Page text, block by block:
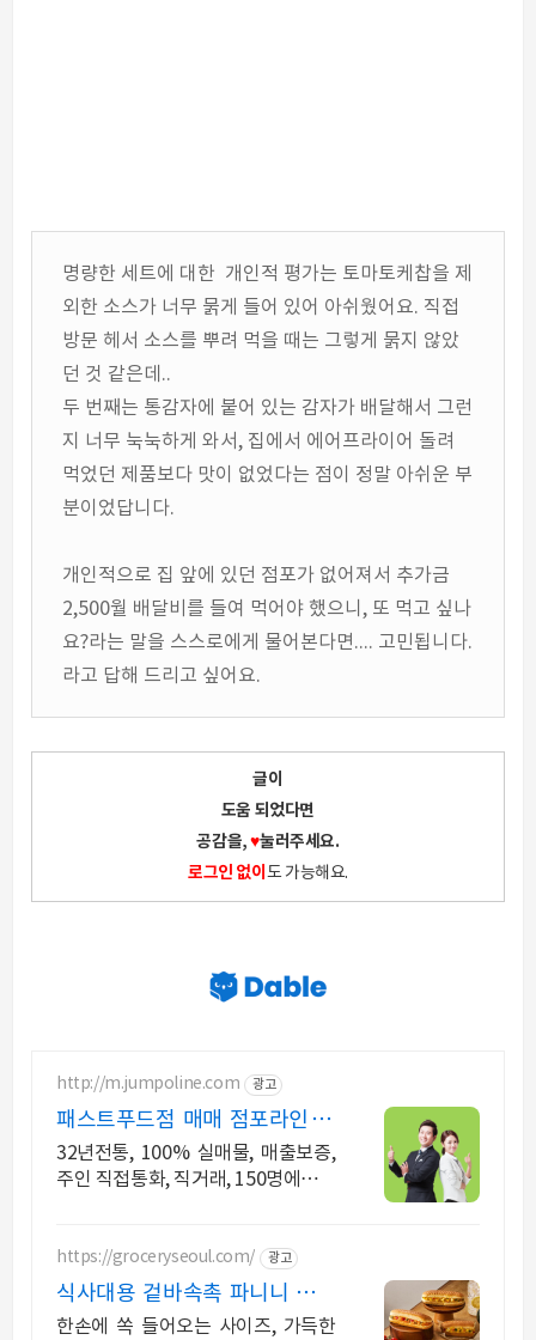
명량한 세트에 대한 개인적 평가는 토마토케찹을 제
외한 소스가 너무 묽게 들어 있어 아쉬웠어요. 직접
방문 헤서 소스를 뿌려 먹을 때는 그렇게 묽지 않았
던 것 같은데..
두 번째는 통감자에 붙어 있는 감자가 배달해서 그런
지 너무 눅눅하게 와서, 집에서 에어프라이어 돌려
먹었던 제품보다 맛이 없었다는 점이 정말 아쉬운 부
분이었답니다.
개인적으로 집 앞에 있던 점포가 없어져서 추가금
2,500월 배달비를 들여 먹어야 했으니, 또 먹고 싶나
요?라는 말을 스스로에게 물어본다면.... 고민됩니다.
라고 답해 드리고 싶어요.
글이
도움 되었다면
공감을,♥눌러주세요.
로그인 없이 도 가능해요.
http://m.jumpoline.com 광고
패스트푸드점 매매 점포라인 빠
른 직거래 & 안전중개거래
32년전통, 100% 실매물, 매출보증,
주인 직접통화, 직거래, 150명에이전
https://groceryseoul.com/ 광고
식사대용 겉바속촉 파니니 저당
+식이섬유로 건강하게
한손에 쏙 들어오는 사이즈, 가득한